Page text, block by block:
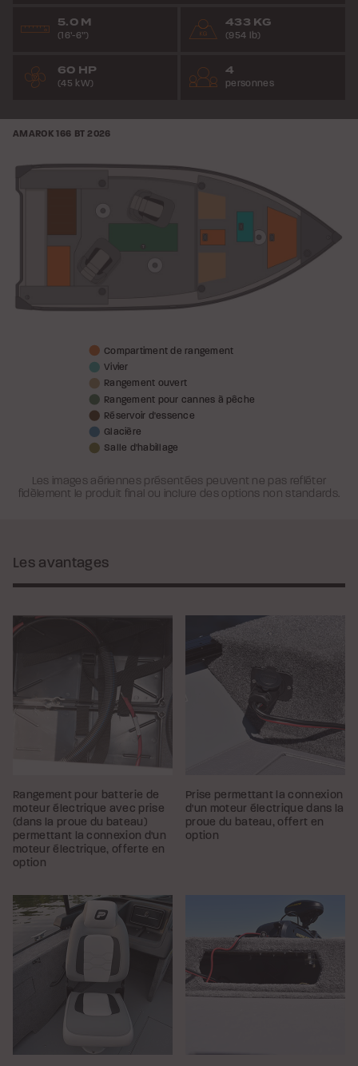
5.0 M
(16’-6”)
433 KG
(954 lb)
60 HP
(45 kW)
4
personnes
AMAROK 166 BT2026
Compartiment de rangement
Vivier
Rangement ouvert
Rangement pour cannes à pêche
Réservoir d'essence
Glacière
Salle d'habillage
Les images aériennes présentées peuvent ne pas refléter
fidèlement le produit final ou inclure des options non standards.
Les avantages
Rangement pour batterie de
moteur électrique avec prise
(dans la proue du bateau)
permettant la connexion d'un
moteur électrique, offerte en
option
Prise permettant la connexion
d'un moteur électrique dans la
proue du bateau, offert en
option